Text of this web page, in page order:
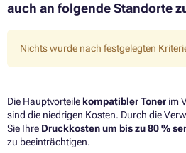
auch an folgende Standorte
Nichts wurde nach festgelegten
Die Hauptvorteile kompatibler Toner im
sind die niedrigen Kosten. Durch die
Sie Ihre Druckkosten um bis zu 80 %
zu beeinträchtigen.​